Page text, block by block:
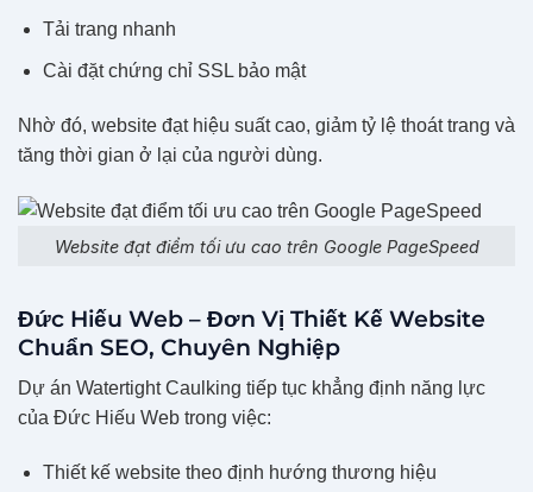
Tải trang nhanh
Cài đặt chứng chỉ SSL bảo mật
Nhờ đó, website đạt hiệu suất cao, giảm tỷ lệ thoát trang và
tăng thời gian ở lại của người dùng.
Website đạt điểm tối ưu cao trên Google PageSpeed
Đức Hiếu Web – Đơn Vị Thiết Kế Website
Chuẩn SEO, Chuyên Nghiệp
Dự án Watertight Caulking tiếp tục khẳng định năng lực
của Đức Hiếu Web trong việc:
Thiết kế website theo định hướng thương hiệu